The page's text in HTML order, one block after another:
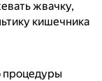
жвачку,
кишечника
процедуры